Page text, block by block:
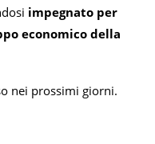
impegnato per
economico della
nei prossimi giorni.